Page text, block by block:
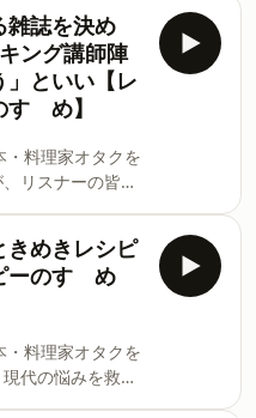
ごはん/「流星の
ンチの女王」の
ラ」のシュークリ
の天丼/「魔
！/SNSと喋りが
ってたまらない
と/火鍋に手が出
番を取るという種
記ばかりせずに
食べるべきだっ
間違えたぴら/あ
/痩せ我慢でパス
思った/本当にダ
/居酒屋アルバイ
ビールが苦手
/エアドロの名前
」/ep.5は薬
視されている/フ
ランチの添えも
ター・大葉は出
先生のパセリカレ
考察する/マジで
セリは洋における
たっぷりいること
チにのせるべき
上がったのはカプ
ゴマの葉を大葉
で魅せていく/
モンスープ/心の
ーみたいな万
トコンテスト振
雑誌を決め
ング講師陣
」といい【レ
ゝめ】
リスナーの皆さ
のある藤井恵先
つ決めるのはあ
合わせて出力を
料理 ビギナーズ
/安心感というキ
てついてけば絶
のりこ先生のお米
きめきレシピ
ーのすゝめ
代の悩みを救っ